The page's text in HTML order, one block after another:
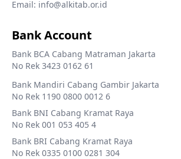
Email: info@alkitab.or.id
Bank Account
Bank BCA Cabang Matraman Jakarta
No Rek 3423 0162 61
Bank Mandiri Cabang Gambir Jakarta
No Rek 1190 0800 0012 6
Bank BNI Cabang Kramat Raya
No Rek 001 053 405 4
Bank BRI Cabang Kramat Raya
No Rek 0335 0100 0281 304